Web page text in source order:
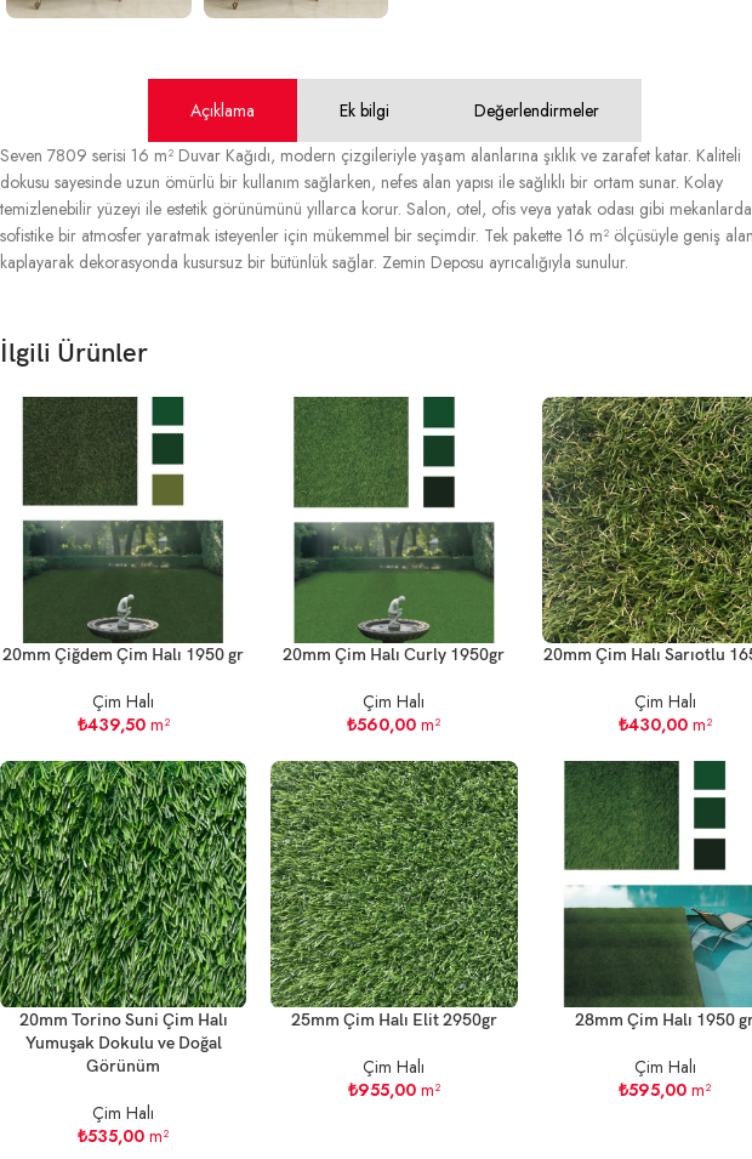
Açıklama Ek bilgi
Değerlendirmeler
Seven 7809 serisi 16 m² Duvar Kağıdı, modern çizgileriyle yaşam alanlarına şıklık ve zarafet katar. Kaliteli
dokusu sayesinde uzun ömürlü bir kullanım sağlarken, nefes alan yapısı ile sağlıklı bir ortam sunar. Kolay
temizlenebilir yüzeyi ile estetik görünümünü yıllarca korur. Salon, otel, ofis veya yatak odası gibi mekanlarda
sofistike bir atmosfer yaratmak isteyenler için mükemmel bir seçimdir. Tek pakette 16 m² ölçüsüyle geniş
kaplayarak dekorasyonda kusursuz bir bütünlük sağlar. Zemin Deposu ayrıcalığıyla sunulur.
İlgili Ürünler
20mm Çiğdem Çim Halı 1950 gr
Çim Halı
₺439,50m²
20mm Çim Halı Curly 1950gr
Çim Halı
₺560,00 m²
20mm Çim Halı Sarıotlu
Çim Halı
₺430,00m²
20mm Torino Suni Çim Halı
Yumuşak Dokulu ve Doğal
Görünüm
Çim Halı
₺535,00 m²
25mm Çim Halı Elit 2950gr
Çim Halı
₺955,00m²
28mm Çim Halı 1950
Çim Halı
₺595,00 m²